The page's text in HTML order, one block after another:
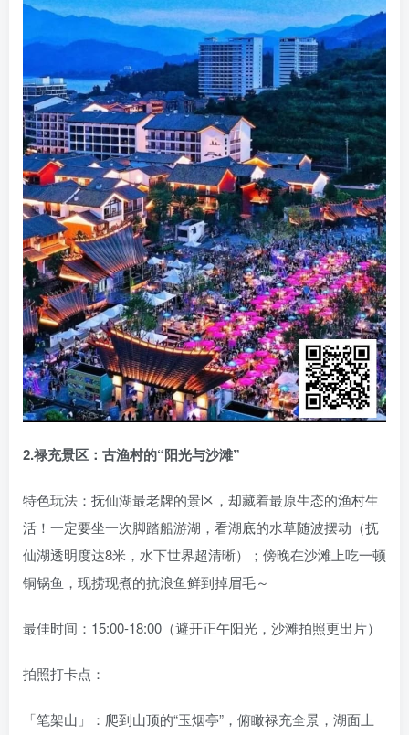
2.禄充景区：古渔村的“阳光与沙滩”
特色玩法：抚仙湖最老牌的景区，却藏着最原生态的渔村生
活！一定要坐一次脚踏船游湖，看湖底的水草随波摆动（抚
仙湖透明度达8米，水下世界超清晰）；傍晚在沙滩上吃一顿
铜锅鱼，现捞现煮的抗浪鱼鲜到掉眉毛～
最佳时间：15:00-18:00（避开正午阳光，沙滩拍照更出片）
拍照打卡点：
「笔架山」：爬到山顶的“玉烟亭”，俯瞰禄充全景，湖面上